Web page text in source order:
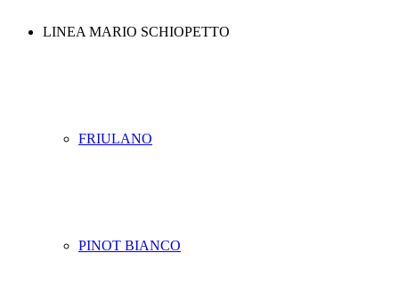
LINEA MARIO SCHIOPETTO
FRIULANO
PINOT BIANCO